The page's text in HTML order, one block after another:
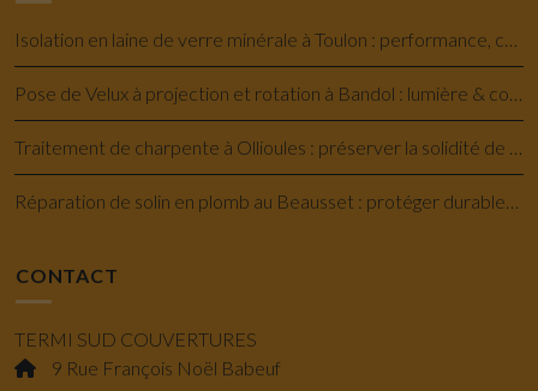
Isolation en laine de verre minérale à Toulon : performance, confort et économie
Pose de Velux à projection et rotation à Bandol : lumière & confort savoir-faire
Traitement de charpente à Ollioules : préserver la solidité de votre maison
Réparation de solin en plomb au Beausset : protéger durablement votre toiture
CONTACT
TERMI SUD COUVERTURES
9 Rue François Noël Babeuf